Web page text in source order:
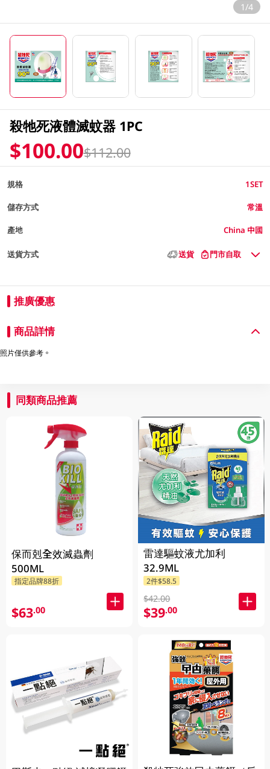
1/4
殺牠死液體滅蚊器 1PC
$100.00$112.00
規格 1SET
儲存方式 常溫
產地 China 中國
送貨方式 送貨 門市自取
推廣優惠
商品詳情
照片僅供參考。
同類商品推薦
保而剋全效滅蟲劑
500ML
指定品牌88折
$63.00
雷達驅蚊液尤加利
32.9ML
2件$58.5
$42.00
$39.00